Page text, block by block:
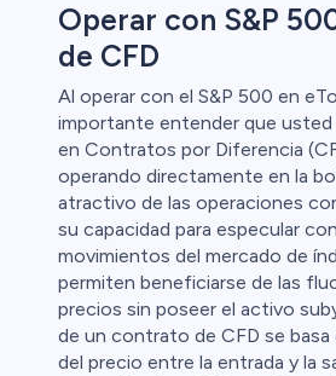
Operar con S&P
de CFD
Al operar con el S&P 500 en
importante entender que
en Contratos por Diferencia
operando directamente en la
atractivo de las operaciones
su capacidad para especular
movimientos del mercado de
permiten beneficiarse de las
precios sin poseer el activo
de un contrato de CFD se basa
del precio entre la entrada y la